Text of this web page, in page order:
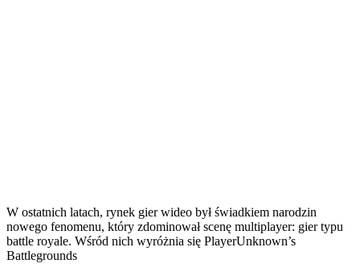
W ostatnich latach, rynek gier wideo był świadkiem narodzin
nowego fenomenu, który zdominował scenę multiplayer: gier typu
battle royale. Wśród nich wyróżnia się PlayerUnknown’s
Battlegrounds